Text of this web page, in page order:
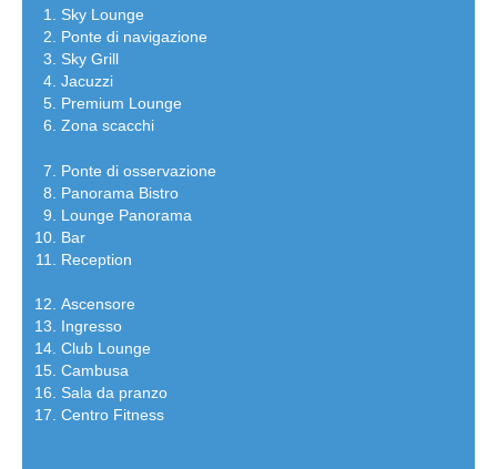
Sky Lounge
Ponte di navigazione
Sky Grill
Jacuzzi
Premium Lounge
Zona scacchi
Ponte di osservazione
Panorama Bistro
Lounge Panorama
Bar
Reception
Ascensore
Ingresso
Club Lounge
Cambusa
Sala da pranzo
Centro Fitness